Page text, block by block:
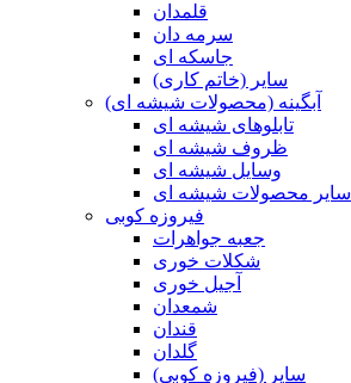
قلمدان
سرمه دان
جاسکه ای
سایر (خاتم کاری)
آبگینه (محصولات شیشه ای)
تابلوهای شیشه ای
ظروف شیشه ای
وسایل شیشه ای
سایر محصولات شیشه ای
فیروزه کوبی
جعبه جواهرات
شکلات خوری
آجیل خوری
شمعدان
قندان
گلدان
سایر (فیروزه کوبی)